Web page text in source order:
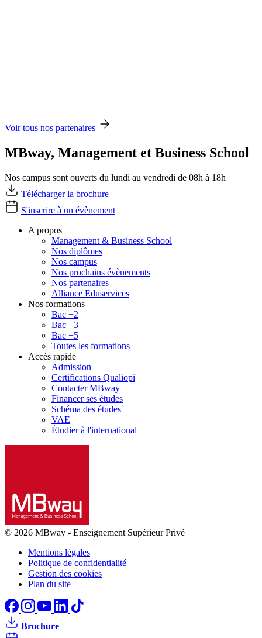
Voir tous nos partenaires
MBway, Management et Business School
Nos campus sont ouverts du lundi au vendredi de 08h à 18h
Télécharger la brochure
S'inscrire à un évènement
A propos
Management & Business School
Nos diplômes
Nos campus
Nos prochains évènements
Nos partenaires
Alliance Eduservices
Nos formations
Bac +2
Bac +3
Bac +5
Toutes les formations
Accès rapide
Admission
Certifications Qualiopi
Contacter MBway
Financer ses études
Schéma des études
VAE
Étudier à l'international
© 2026 MBway - Enseignement Supérieur Privé
Mentions légales
Politique de confidentialité
Gestion des cookies
Plan du site
Brochure